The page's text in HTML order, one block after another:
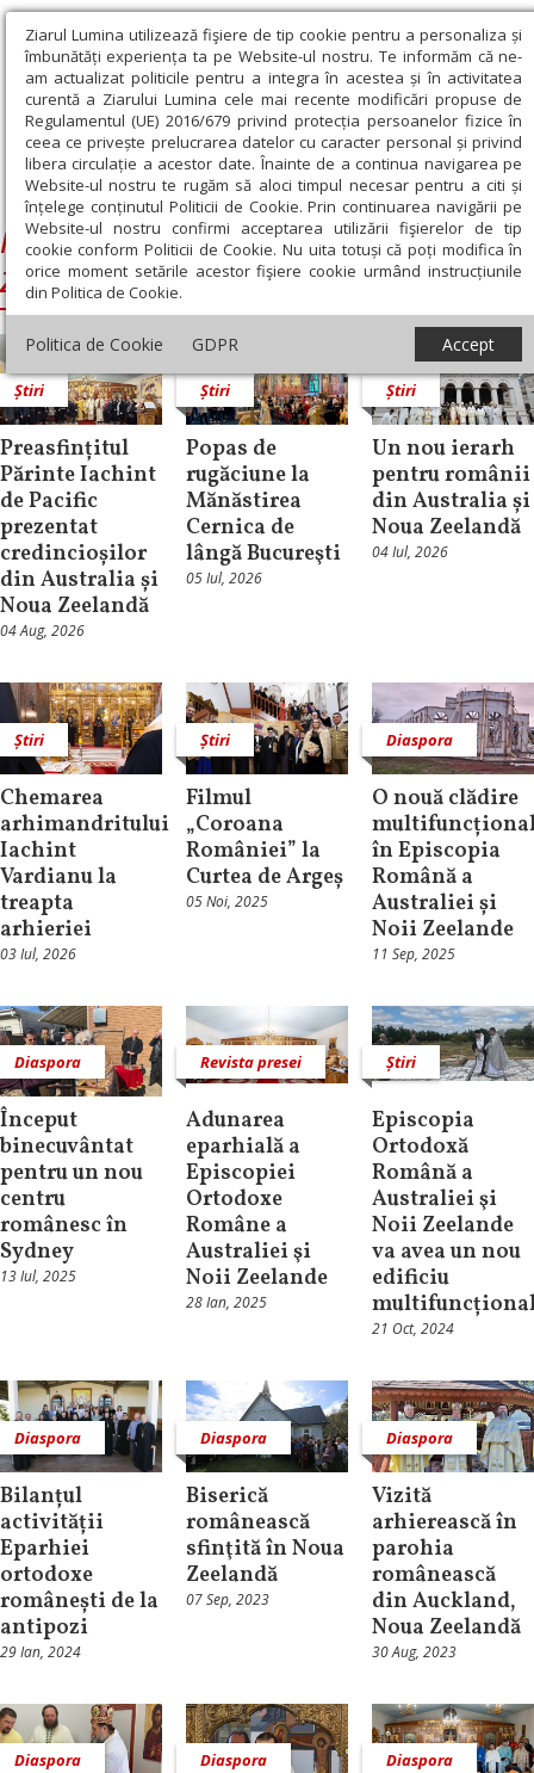
Ziarul Lumina utilizează fişiere de tip cookie pentru a personaliza și
îmbunătăți experiența ta pe Website-ul nostru. Te informăm că ne-
am actualizat politicile pentru a integra în acestea și în activitatea
curentă a Ziarului Lumina cele mai recente modificări propuse de
Regulamentul (UE) 2016/679 privind protecția persoanelor fizice în
ceea ce privește prelucrarea datelor cu caracter personal și privind
libera circulație a acestor date. Înainte de a continua navigarea pe
Website-ul nostru te rugăm să aloci timpul necesar pentru a citi și
înțelege conținutul Politicii de Cookie. Prin continuarea navigării pe
Website-ul nostru confirmi acceptarea utilizării fişierelor de tip
cookie conform Politicii de Cookie. Nu uita totuși că poți modifica în
orice moment setările acestor fişiere cookie urmând instrucțiunile
din Politica de Cookie.
Politica de Cookie GDPR Accept
Ziarul Lumina › Mihail, Episcopul Australiei şi Noii Zeelande
Mihail, Episcopul Australiei şi Noii
Zeelande
Știri
Preasfințitul
Părinte Iachint
de Pacific
prezentat
credincioșilor
din Australia și
Noua Zeelandă
04 Aug, 2026
Știri
Popas de
rugăciune la
Mănăstirea
Cernica de
lângă Bucureşti
05 Iul, 2026
Știri
Un nou ierarh
pentru românii
din Australia și
Noua Zeelandă
04 Iul, 2026
Știri
Chemarea
arhimandritului
Iachint
Vardianu la
treapta
arhieriei
03 Iul, 2026
Știri
Filmul
„Coroana
României” la
Curtea de Argeș
05 Noi, 2025
Diaspora
O nouă clădire
în Episcopia
Română a
Australiei și
Noii Zeelande
11 Sep, 2025
Diaspora
Început
binecuvântat
pentru un nou
centru
românesc în
Sydney
13 Iul, 2025
Revista presei
Adunarea
eparhială a
Episcopiei
Ortodoxe
Române a
Australiei şi
Noii Zeelande
28 Ian, 2025
Știri
Episcopia
Ortodoxă
Română a
Australiei şi
Noii Zeelande
va avea un nou
edificiu
21 Oct, 2024
Diaspora
Bilanțul
activității
Eparhiei
ortodoxe
românești de la
antipozi
29 Ian, 2024
Diaspora
Biserică
românească
sfinţită în Noua
Zeelandă
07 Sep, 2023
Diaspora
Vizită
arhierească în
parohia
românească
din Auckland,
Noua Zeelandă
30 Aug, 2023
Diaspora Diaspora Diaspora